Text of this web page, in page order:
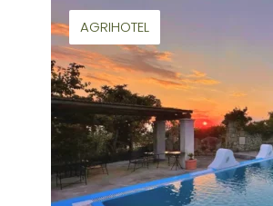
AGRIHOTEL